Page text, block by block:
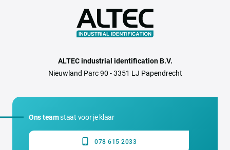
ALTEC industrial identification B.V.
Nieuwland Parc 90 - 3351 LJ Papendrecht
Ons teamstaat voor je klaar
078 615 2033